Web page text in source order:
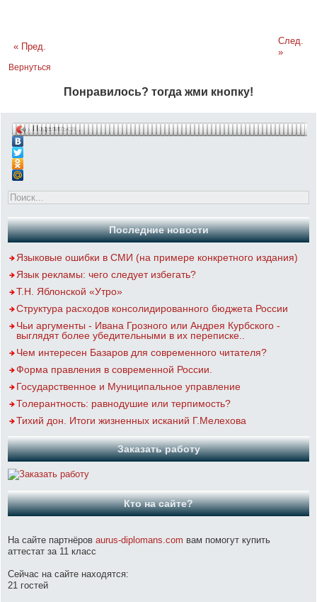
« Пред.
След.
»
Вернуться
Понравилось? тогда жми кнопку!
Поделиться…
Последние новости
Языковые ошибки в СМИ (на примере конкретного издания)
Язык рекламы: чего следует избегать?
Т.Н. Яблонской «Утро»
Структура расходов консолидированного бюджета России
Чьи аргументы - Ивана Грозного или Андрея Курбского -
выглядят более убедительными в их переписке..
Чем интересен Базаров для современного читателя?
Форма правления в современной России.
Государственное и Муниципальное управление
Толерантность: равнодушие или терпимость?
Тихий дон. Итоги жизненных исканий Г.Мелехова
Заказать работу
Кто на сайте?
На сайте партнёров aurus-diplomans.com вам помогут купить
аттестат за 11 класс
Сейчас на сайте находятся:
21 гостей